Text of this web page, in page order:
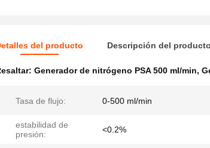
del producto Descripción del producto
Generador de nitrógeno PSA 500 ml/min,
Tasa de flujo: 0-500 ml/min
estabilidad de
presión:
<0.2%